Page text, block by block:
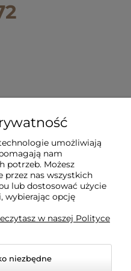
umożliwiają
nam
potrzeb. Możesz
przez nas wszystkich
lub dostosować użycie
wybierając opcję
w naszej Polityce
niezbędne